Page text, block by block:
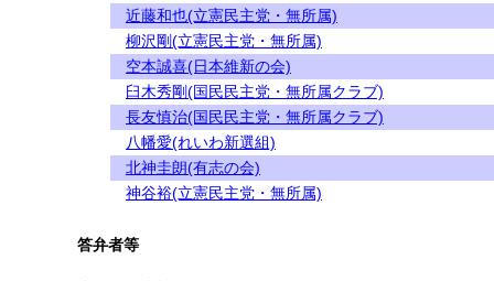
近藤和也(立憲民主党・無所属)
柳沢剛(立憲民主党・無所属)
空本誠喜(日本維新の会)
臼木秀剛(国民民主党・無所属クラブ)
長友慎治(国民民主党・無所属クラブ)
八幡愛(れいわ新選組)
北神圭朗(有志の会)
神谷裕(立憲民主党・無所属)
答弁者等